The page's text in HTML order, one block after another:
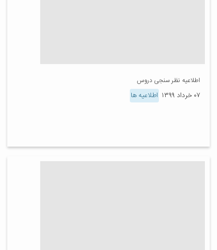
اطلاعیه نظر سنجی دروس
۰۷ خرداد ۱۳۹۹ اطلاعیه ها